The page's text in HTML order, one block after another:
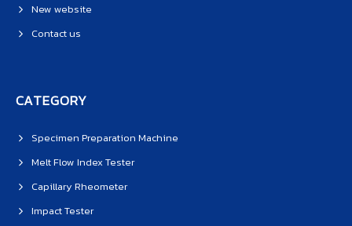
New website
Contact us
CATEGORY
Specimen Preparation Machine
Melt Flow Index Tester
Capillary Rheometer
Impact Tester